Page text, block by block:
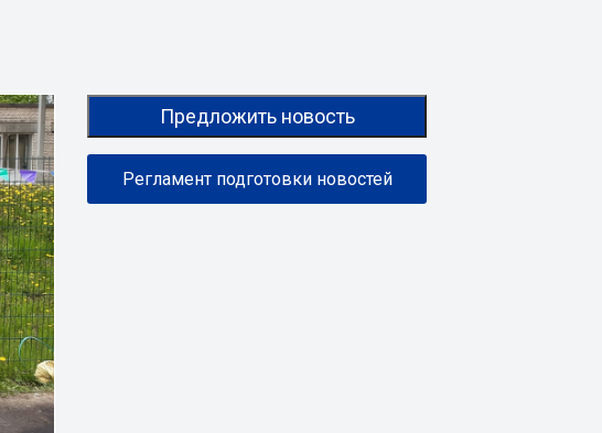
Предложить новость
Регламент подготовки новостей